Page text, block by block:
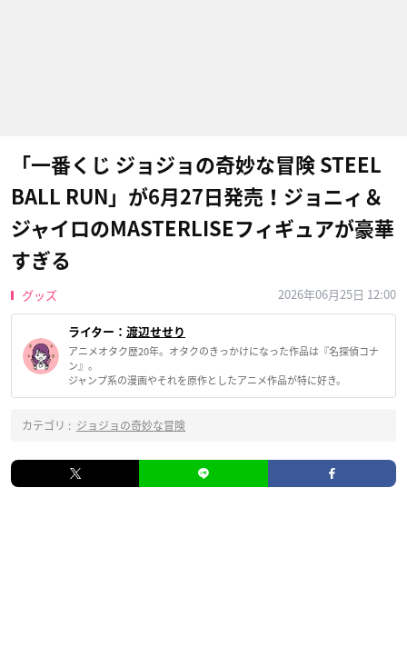
「一番くじ ジョジョの奇妙な冒険 STEEL
BALL RUN」が6月27日発売！ジョニィ＆
ジャイロのMASTERLISEフィギュアが豪華
すぎる
グッズ 2026年06月25日 12:00
ライター： 渡辺せせり
アニメオタク歴20年。オタクのきっかけになった作品は『名探偵コナ
ン』。
ジャンプ系の漫画やそれを原作としたアニメ作品が特に好き。
カテゴリ : ジョジョの奇妙な冒険